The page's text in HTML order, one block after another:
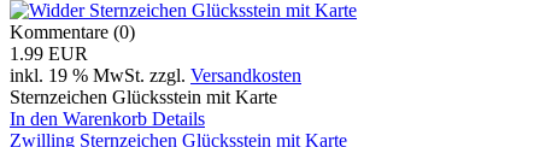
Kommentare (0)
1.99 EUR
inkl. 19 % MwSt. zzgl. Versandkosten
Sternzeichen Glücksstein mit Karte
In den Warenkorb Details
Zwilling Sternzeichen Glücksstein mit Karte